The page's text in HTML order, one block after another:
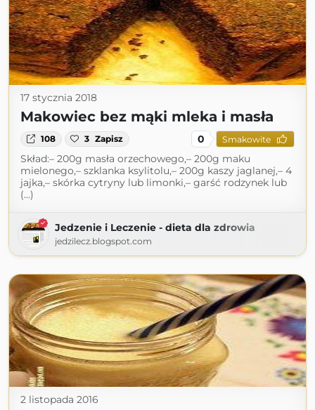
17 stycznia 2018
Makowiec bez mąki mleka i masła
108 3 Zapisz 0 Smakowite
Skład:– 200g masła orzechowego,– 200g maku
mielonego,– szklanka ksylitolu,– 200g kaszy jaglanej,– 4
jajka,– skórka cytryny lub limonki,– garść rodzynek lub
(...)
Jedzenie i Leczenie - dieta dla zdrowia
jedzilecz.blogspot.com
2 listopada 2016